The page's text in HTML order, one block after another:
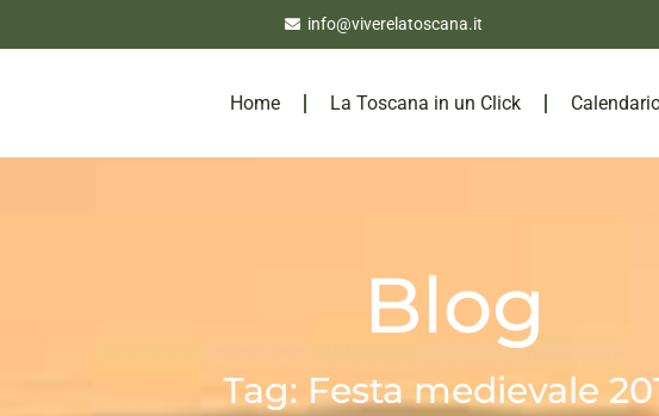
info@viverelatoscana.it
Home La Toscana in un Click
Blog
Tag: Festa medievale